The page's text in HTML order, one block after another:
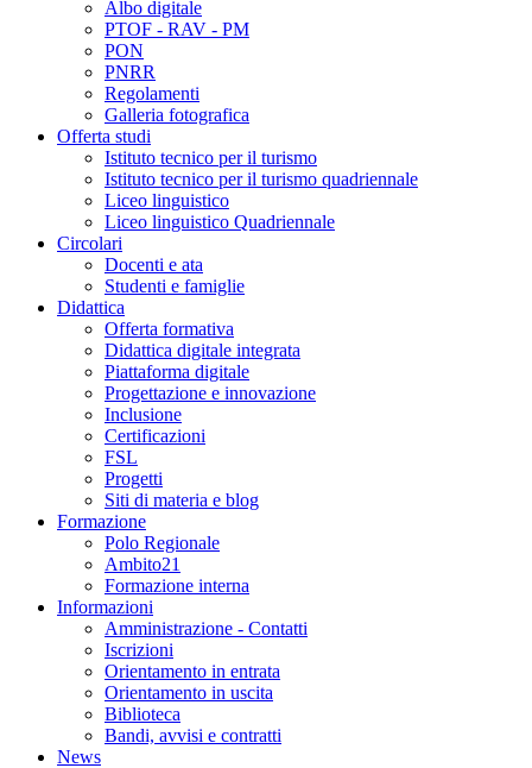
Albo digitale
PTOF - RAV - PM
PON
PNRR
Regolamenti
Galleria fotografica
Offerta studi
Istituto tecnico per il turismo
Istituto tecnico per il turismo quadriennale
Liceo linguistico
Liceo linguistico Quadriennale
Circolari
Docenti e ata
Studenti e famiglie
Didattica
Offerta formativa
Didattica digitale integrata
Piattaforma digitale
Progettazione e innovazione
Inclusione
Certificazioni
FSL
Progetti
Siti di materia e blog
Formazione
Polo Regionale
Ambito21
Formazione interna
Informazioni
Amministrazione - Contatti
Iscrizioni
Orientamento in entrata
Orientamento in uscita
Biblioteca
Bandi, avvisi e contratti
News